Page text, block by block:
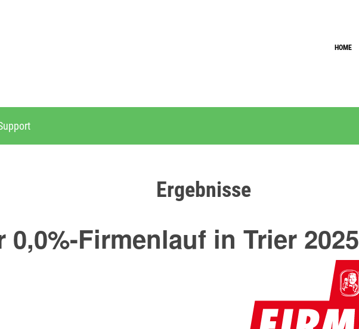
HOME
Ergebnisse
0,0%-Firmenlauf in Trier 2025